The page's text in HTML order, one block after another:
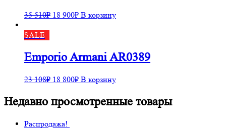
35 510₽ 18 900₽ В корзину
SALE
Emporio Armani AR0389
23 108₽ 18 800₽ В корзину
Недавно просмотренные товары
Распродажа!